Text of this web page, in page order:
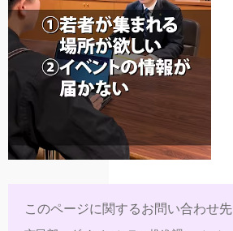
このページに関するお問い合わせ先